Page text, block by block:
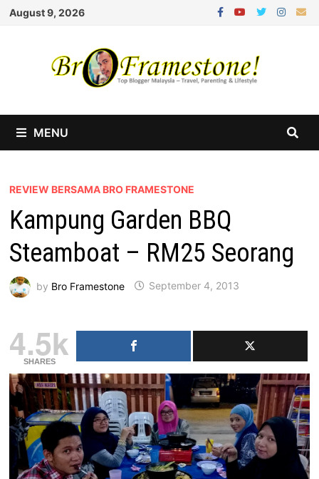
Skip
August 9, 2026
MENU
REVIEW BERSAMA BRO FRAMESTONE
Kampung Garden BBQ
Steamboat – RM25 Seorang
by Bro Framestone September 4, 2013
4.5k
SHARES